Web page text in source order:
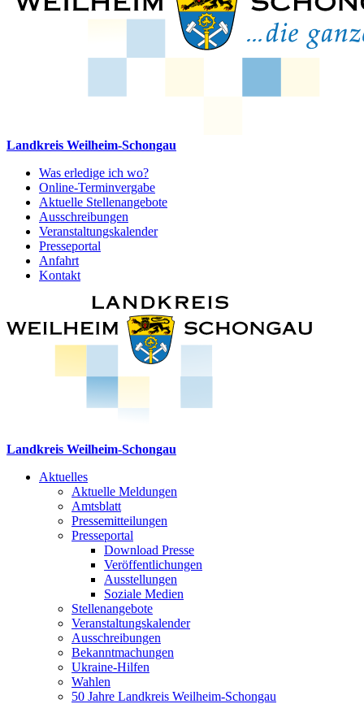
Landkreis Weilheim-Schongau
Was erledige ich wo?
Online-Terminvergabe
Aktuelle Stellenangebote
Ausschreibungen
Veranstaltungskalender
Presseportal
Anfahrt
Kontakt
Landkreis Weilheim-Schongau
Aktuelles
Aktuelle Meldungen
Amtsblatt
Pressemitteilungen
Presseportal
Download Presse
Veröffentlichungen
Ausstellungen
Soziale Medien
Stellenangebote
Veranstaltungskalender
Ausschreibungen
Bekanntmachungen
Ukraine-Hilfen
Wahlen
50 Jahre Landkreis Weilheim-Schongau